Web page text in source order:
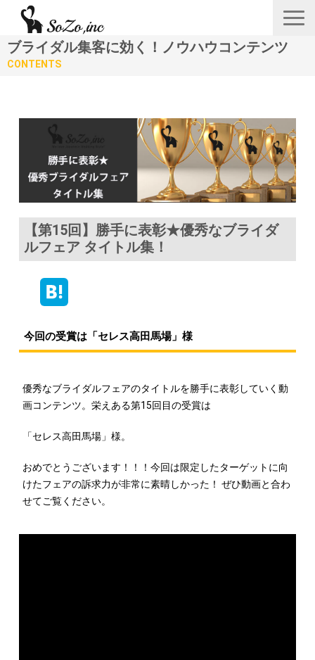
会社概要
サービス一覧
あつみゆりかオフィシャル情報
採用
お問い合わせフォーム
ブライダル集客に効く！ノウハウコンテンツ
CONTENTS
【第15回】勝手に表彰★優秀なブライダ
ルフェア タイトル集！
今回の受賞は「セレス高田馬場」様
優秀なブライダルフェアのタイトルを勝手に表彰していく動
画コンテンツ。栄えある第15回目の受賞は
「セレス高田馬場」様。
おめでとうございます！！！今回は限定したターゲットに向
けたフェアの訴求力が非常に素晴しかった！ ぜひ動画と合わ
せてご覧ください。